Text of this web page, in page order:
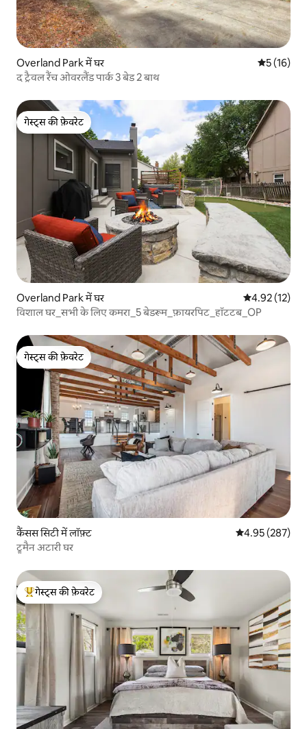
Overland Park में घर औसत रेटिंग
5 (16)
द ट्रैवल रैंच ओवरलैंड पार्क 3 बेड 2 बाथ
गेस्ट्स की फ़ेवरेट
गेस्ट्स की फ़ेवरेट
Overland Park में घर औसत रेटिंग 5 में
4.92 (12)
विशाल घर_सभी के लिए कमरा_5 बेडरूम_फ़ायरपिट_हॉटटब_OP
गेस्ट्स की फ़ेवरेट
गेस्ट्स की फ़ेवरेट
कैंसस सिटी में लॉफ़्ट औसत रेटिंग 5 में से
4.95 (287)
ट्रूमैन अटारी घर
गेस्ट्स का टॉप फ़ेवरेट
गेस्ट्स की फ़ेवरेट